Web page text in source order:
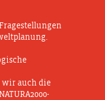
wir auch die